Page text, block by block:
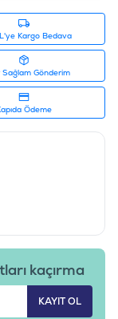
Vitamin E 550
260
Pentahidrat 53
Sülfat
Kargo Bedava
Gönderim
Ödeme
kaçırma
KAYIT OL